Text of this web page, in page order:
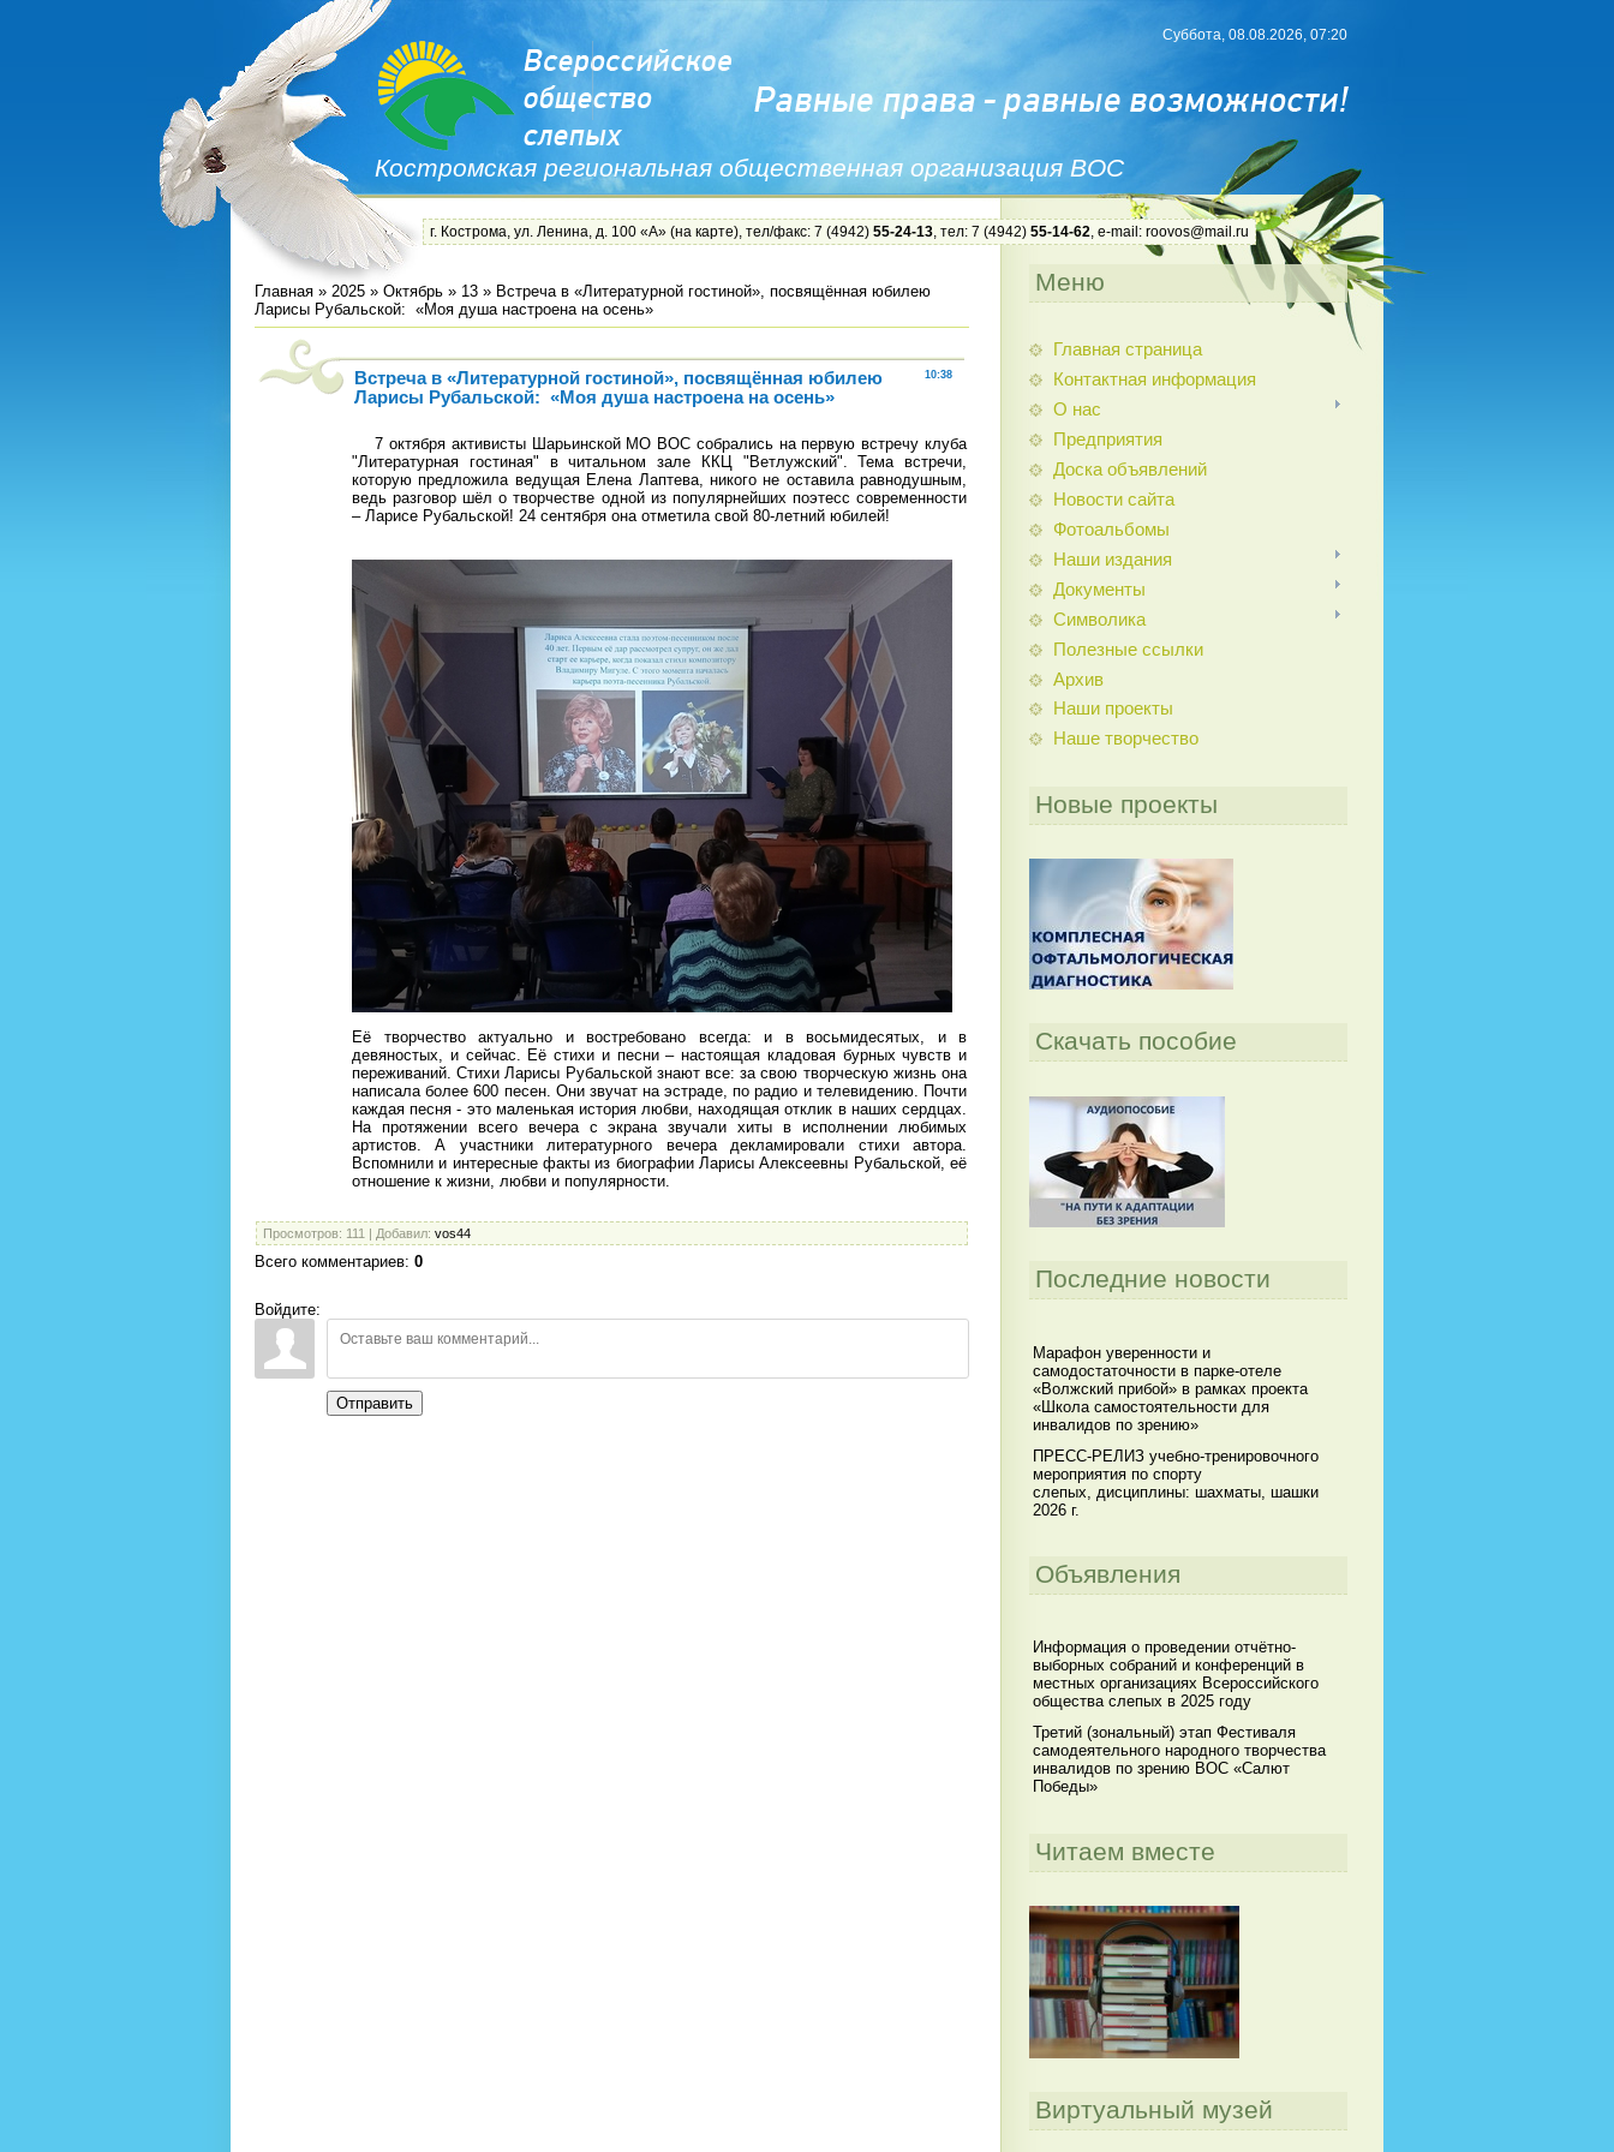
Костромская региональная общественная организация ВОС
Суббота, 08.08.2026, 07:20
г. Кострома, ул. Ленина, д. 100 «А» (на карте), тел/факс: 7 (4942) 55-24-13, тел: 7 (4942) 55-14-62, e-mail: roovos@mail.ru
Главная » 2025 » Октябрь » 13 » Встреча в «Литературной гостиной», посвящённая юбилею
Ларисы Рубальской: «Моя душа настроена на осень»
10:38
Встреча в «Литературной гостиной», посвящённая юбилею
Ларисы Рубальской: «Моя душа настроена на осень»
7 октября активисты Шарьинской МО ВОС собрались на первую встречу клуба
"Литературная гостиная" в читальном зале ККЦ "Ветлужский". Тема встречи,
которую предложила ведущая Елена Лаптева, никого не оставила равнодушным,
ведь разговор шёл о творчестве одной из популярнейших поэтесс современности
– Ларисе Рубальской! 24 сентября она отметила свой 80-летний юбилей!
Её творчество актуально и востребовано всегда: и в восьмидесятых, и в
девяностых, и сейчас. Её стихи и песни – настоящая кладовая бурных чувств и
переживаний. Стихи Ларисы Рубальской знают все: за свою творческую жизнь она
написала более 600 песен. Они звучат на эстраде, по радио и телевидению. Почти
каждая песня - это маленькая история любви, находящая отклик в наших сердцах.
На протяжении всего вечера с экрана звучали хиты в исполнении любимых
артистов. А участники литературного вечера декламировали стихи автора.
Вспомнили и интересные факты из биографии Ларисы Алексеевны Рубальской, её
отношение к жизни, любви и популярности.
Просмотров: 111 | Добавил: vos44
Всего комментариев: 0
Войдите:
Отправить
Меню
Главная страница
Контактная информация
О нас
Предприятия
Доска объявлений
Новости сайта
Фотоальбомы
Наши издания
Документы
Символика
Полезные ссылки
Архив
Наши проекты
Наше творчество
Новые проекты
Скачать пособие
Последние новости
Марафон уверенности и
самодостаточности в парке-отеле
«Волжский прибой» в рамках проекта
«Школа самостоятельности для
инвалидов по зрению»
ПРЕСС-РЕЛИЗ учебно-тренировочного
мероприятия по спорту
слепых, дисциплины: шахматы, шашки
2026 г.
Объявления
Информация о проведении отчётно-
выборных собраний и конференций в
местных организациях Всероссийского
общества слепых в 2025 году
Третий (зональный) этап Фестиваля
самодеятельного народного творчества
инвалидов по зрению ВОС «Салют
Победы»
Читаем вместе
Виртуальный музей